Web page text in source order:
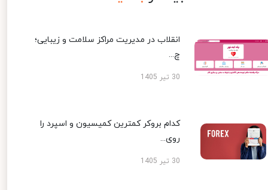
انقلاب در مدیریت مراکز سلامت و زیبایی؛
چ...
30 تیر 1405
کدام بروکر کمترین کمیسیون و اسپرد را
روی...
30 تیر 1405